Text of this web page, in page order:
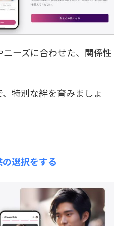
ーズに合わせた、関係性
特別な絆を育みましょ
選択をする